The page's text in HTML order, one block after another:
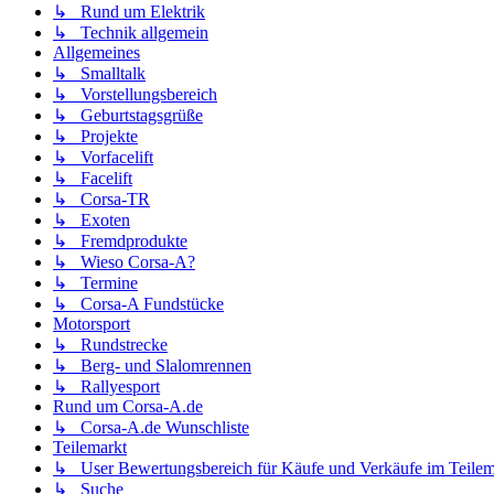
↳ Rund um Elektrik
↳ Technik allgemein
Allgemeines
↳ Smalltalk
↳ Vorstellungsbereich
↳ Geburtstagsgrüße
↳ Projekte
↳ Vorfacelift
↳ Facelift
↳ Corsa-TR
↳ Exoten
↳ Fremdprodukte
↳ Wieso Corsa-A?
↳ Termine
↳ Corsa-A Fundstücke
Motorsport
↳ Rundstrecke
↳ Berg- und Slalomrennen
↳ Rallyesport
Rund um Corsa-A.de
↳ Corsa-A.de Wunschliste
Teilemarkt
↳ User Bewertungsbereich für Käufe und Verkäufe im
↳ Suche